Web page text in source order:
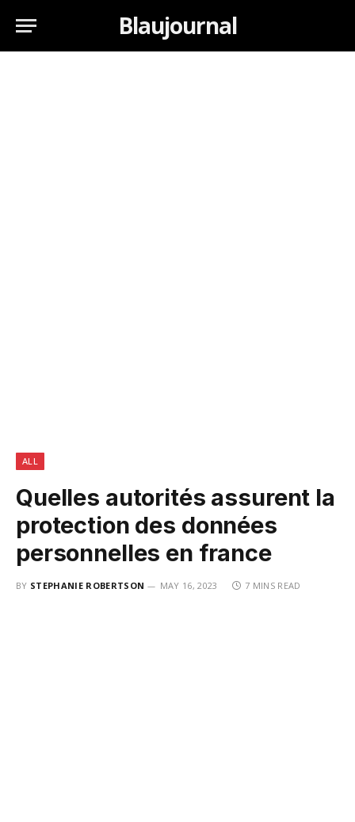
Blaujournal
ALL
Quelles autorités assurent la
protection des données
personnelles en france
BY STEPHANIE ROBERTSON MAY 16, 2023 7 MINS READ